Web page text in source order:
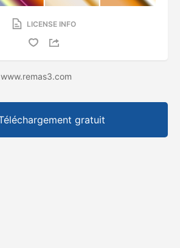
LICENSE INFO
gratuit